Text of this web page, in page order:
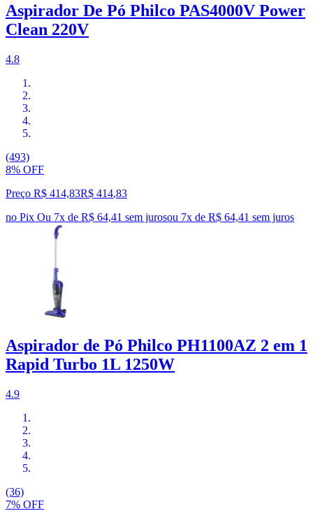
Aspirador De Pó Philco PAS4000V Power
Clean 220V
4.8
(493)
8% OFF
Preço R$ 414,83R$ 414,83
no Pix Ou 7x de R$ 64,41 sem jurosou 7x de R$ 64,41 sem juros
Aspirador de Pó Philco PH1100AZ 2 em 1
Rapid Turbo 1L 1250W
4.9
(36)
7% OFF